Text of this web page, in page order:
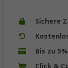
Sichere
Bis zu
Click &